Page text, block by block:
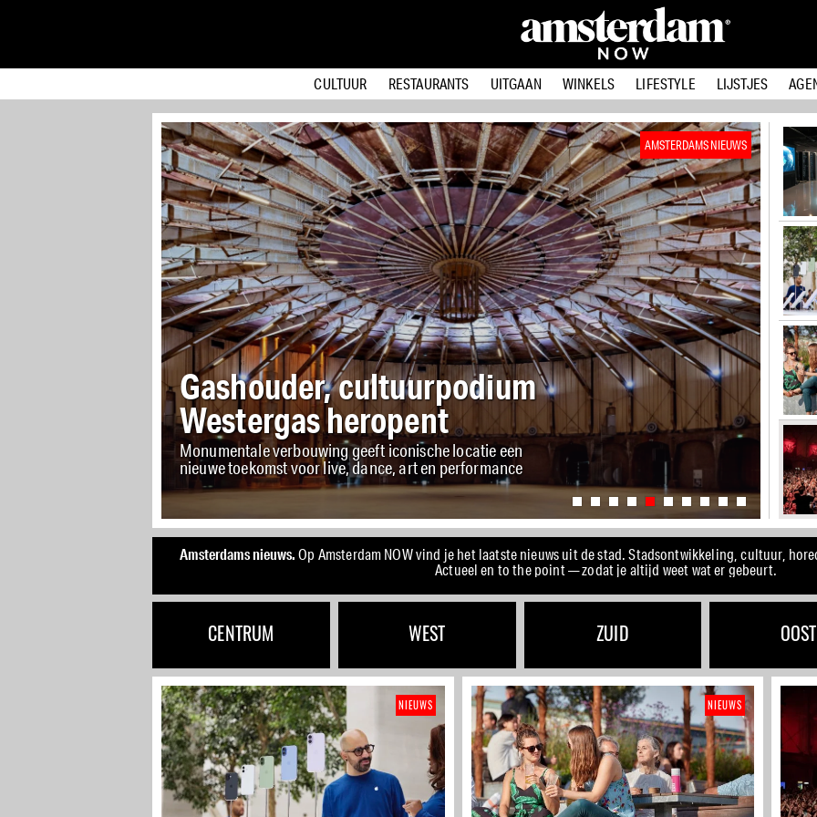
CULTUUR RESTAURANTS UITGAAN WINKELS LIFESTYLE LIJSTJES
AMSTERDAMS NIEUWS
Nieuw zwembad op
Zeeburgereiland lost tekort
zwemwater op
Gemeente bouwt duurzaam binnenbad met 25-
meterbad en doelgroepenbad voor kwetsbare groepen
Amsterdams nieuws.Op Amsterdam NOW vind je het laatste nieuws uit de stad. Stadsontwikkeling, cultuur,
Actueel en to the point — zodat je altijd weet wat er gebeurt.
CENTRUM WEST ZUID OOST
NIEUWS NIEUWS